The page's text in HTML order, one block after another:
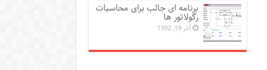
برنامه ای جالب برای محاسبات
رگولاتور ها
آذر 19, 1392